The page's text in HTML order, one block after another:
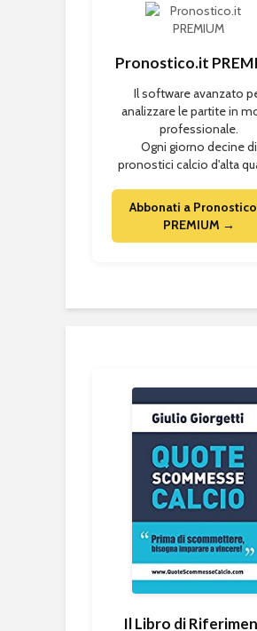
Pronostico.it
Il software avanzato
analizzare le partite in
professionale.
Ogni giorno decine di
pronostici calcio d'alta
Abbonati a
PREMIUM →
Il Libro di